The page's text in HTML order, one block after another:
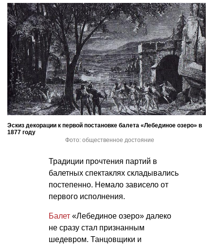
Эскиз декорации к первой постановке балета «Лебединое озеро» в
1877 году
Фото: общественное достояние
Традиции прочтения партий в
балетных спектаклях складывались
постепенно. Немало зависело от
первого исполнения.
Балет «Лебединое озеро» далеко
не сразу стал признанным
шедевром. Танцовщики и